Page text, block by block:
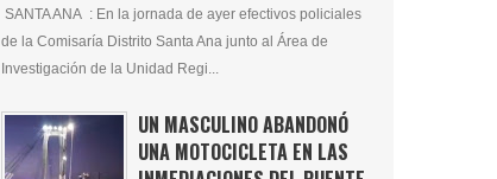
SANTA ANA : En la jornada de ayer efectivos policiales
de la Comisaría Distrito Santa Ana junto al Área de
Investigación de la Unidad Regi...
UN MASCULINO ABANDONÓ
UNA MOTOCICLETA EN LAS